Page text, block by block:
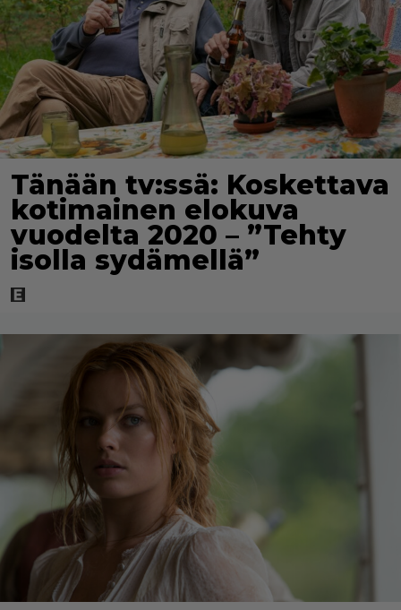
Tänään tv:ssä: Koskettava
kotimainen elokuva
vuodelta 2020 – ”Tehty
isolla sydämellä”